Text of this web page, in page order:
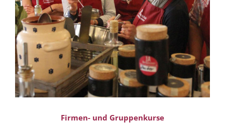
Firmen- und Gruppenkurse